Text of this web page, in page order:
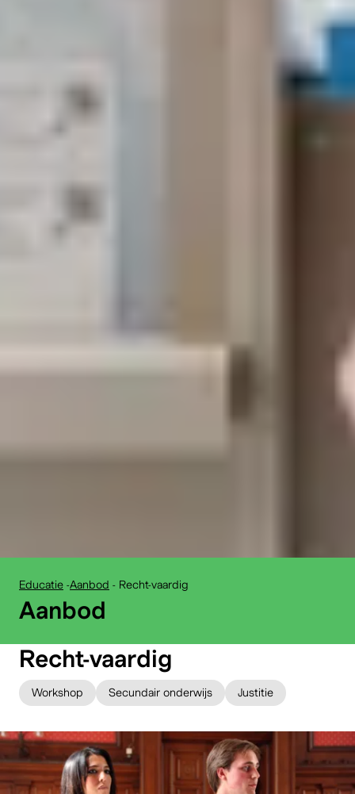
Educatie -Aanbod - Recht-vaardig
:
Aanbod
Recht-vaardig
Workshop Secundair onderwijs Justitie